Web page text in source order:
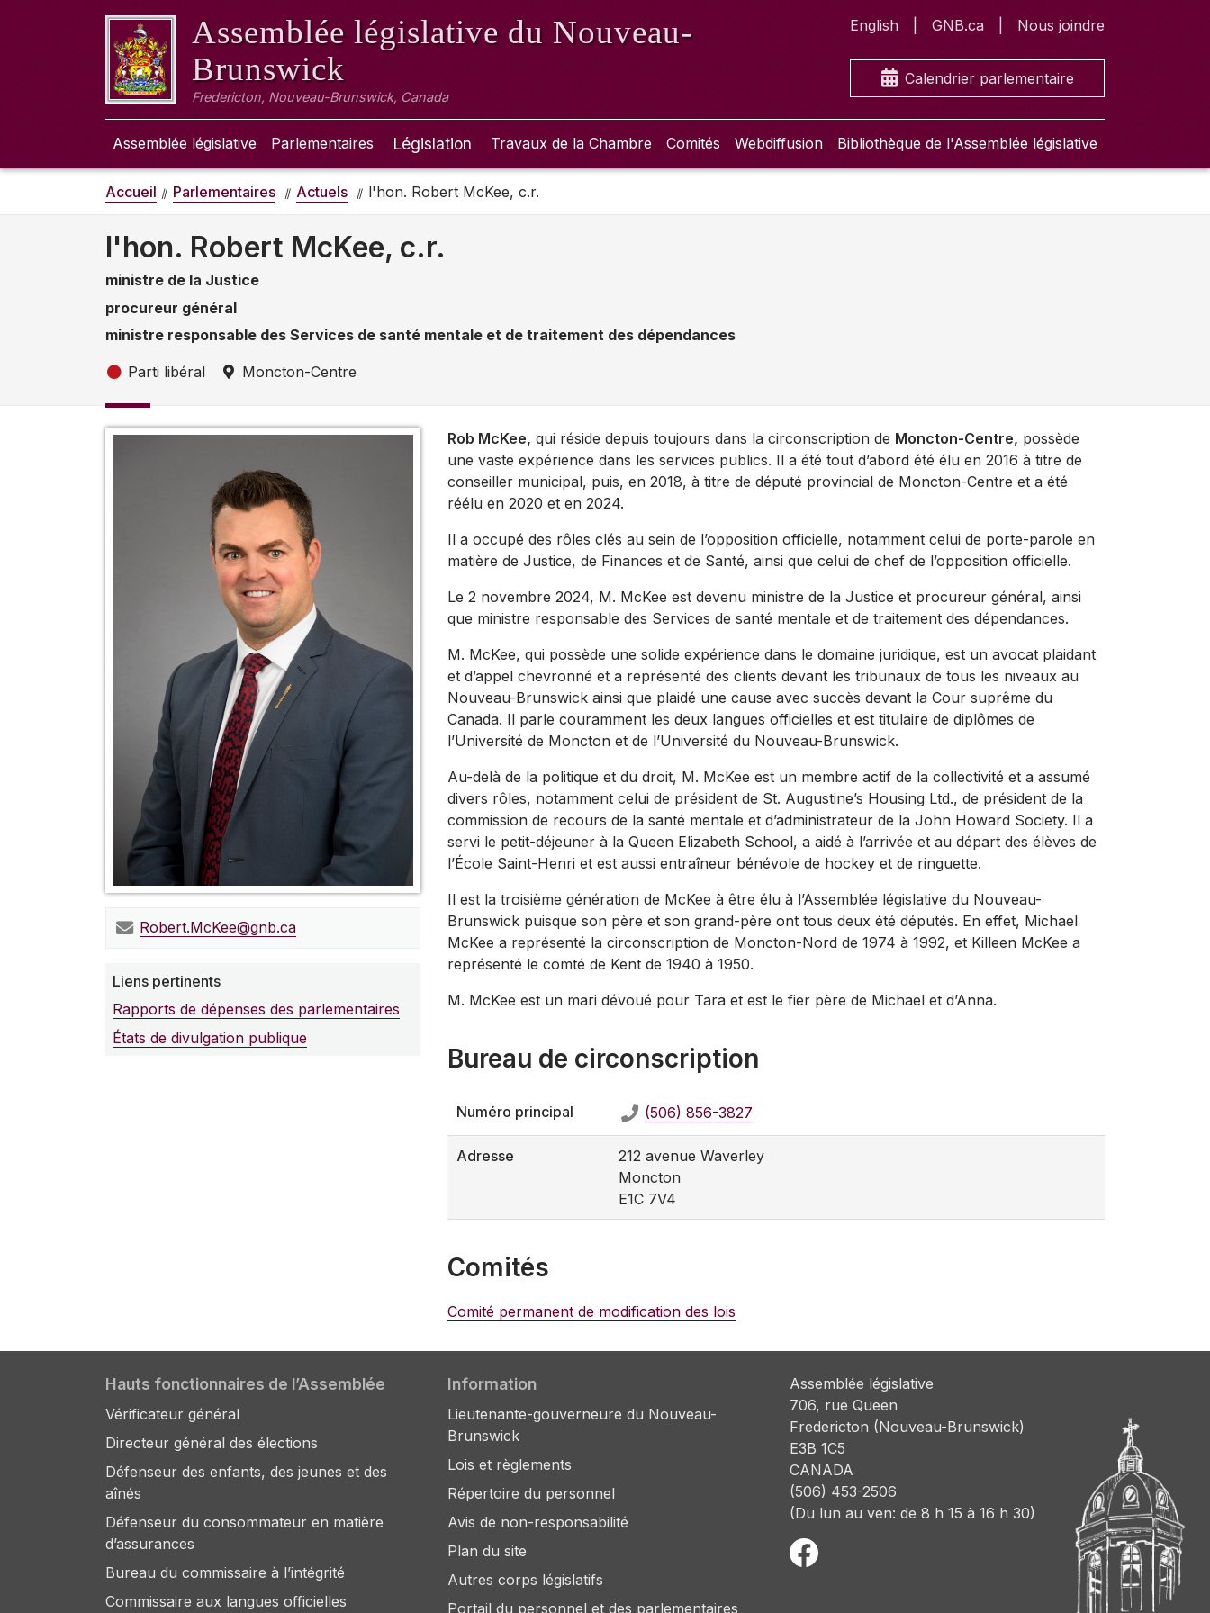
Assemblée législative du Nouveau-
Brunswick
Fredericton, Nouveau-Brunswick, Canada
English GNB.ca Nous joindre
Calendrier parlementaire
Assemblée législative Parlementaires Législation Travaux de la Chambre Comités Webdiffusion Bibliothèque de l'Assemblée législative
Accueil Parlementaires Actuels l'hon. Robert McKee, c.r.
l'hon. Robert McKee, c.r.
ministre de la Justice
procureur général
ministre responsable des Services de santé mentale et de traitement des dépendances
Parti libéral Moncton-Centre
Robert.McKee@gnb.ca
Liens pertinents
Rapports de dépenses des parlementaires
États de divulgation publique
Rob McKee, qui réside depuis toujours dans la circonscription de Moncton-Centre, possède
une vaste expérience dans les services publics. Il a été tout d’abord été élu en 2016 à titre de
conseiller municipal, puis, en 2018, à titre de député provincial de Moncton-Centre et a été
réélu en 2020 et en 2024.
Il a occupé des rôles clés au sein de l’opposition officielle, notamment celui de porte-parole en
matière de Justice, de Finances et de Santé, ainsi que celui de chef de l’opposition officielle.
Le 2 novembre 2024, M. McKee est devenu ministre de la Justice et procureur général, ainsi
que ministre responsable des Services de santé mentale et de traitement des dépendances.
M. McKee, qui possède une solide expérience dans le domaine juridique, est un avocat plaidant
et d’appel chevronné et a représenté des clients devant les tribunaux de tous les niveaux au
Nouveau-Brunswick ainsi que plaidé une cause avec succès devant la Cour suprême du
Canada. Il parle couramment les deux langues officielles et est titulaire de diplômes de
l’Université de Moncton et de l’Université du Nouveau-Brunswick.
Au-delà de la politique et du droit, M. McKee est un membre actif de la collectivité et a assumé
divers rôles, notamment celui de président de St. Augustine’s Housing Ltd., de président de la
commission de recours de la santé mentale et d’administrateur de la John Howard Society. Il a
servi le petit-déjeuner à la Queen Elizabeth School, a aidé à l’arrivée et au départ des élèves de
l’École Saint-Henri et est aussi entraîneur bénévole de hockey et de ringuette.
Il est la troisième génération de McKee à être élu à l’Assemblée législative du Nouveau-
Brunswick puisque son père et son grand-père ont tous deux été députés. En effet, Michael
McKee a représenté la circonscription de Moncton-Nord de 1974 à 1992, et Killeen McKee a
représenté le comté de Kent de 1940 à 1950.
M. McKee est un mari dévoué pour Tara et est le fier père de Michael et d’Anna.
Bureau de circonscription
Numéro principal (506) 856-3827
Adresse
212 avenue Waverley
Moncton
E1C 7V4
Comités
Comité permanent de modification des lois
Hauts fonctionnaires de l’Assemblée
Vérificateur général
Directeur général des élections
Défenseur des enfants, des jeunes et des
aînés
Défenseur du consommateur en matière
d’assurances
Bureau du commissaire à l’intégrité
Commissaire aux langues officielles
Information
Lieutenante-gouverneure du Nouveau-
Brunswick
Lois et règlements
Répertoire du personnel
Avis de non-responsabilité
Plan du site
Autres corps législatifs
Portail du personnel et des parlementaires
Assemblée législative
706, rue Queen
Fredericton (Nouveau-Brunswick)
E3B 1C5
CANADA
(506) 453-2506
(Du lun au ven: de 8 h 15 à 16 h 30)